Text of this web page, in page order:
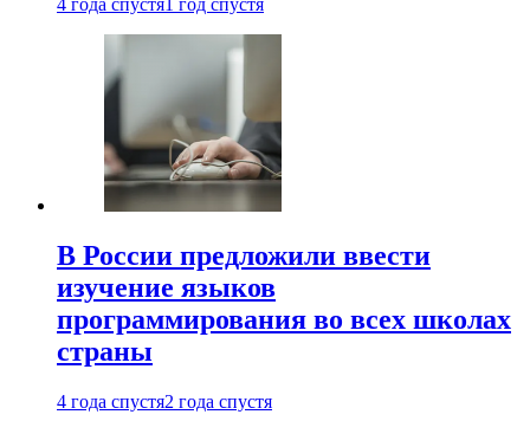
4 года спустя 1 год спустя
В России предложили ввести
изучение языков
программирования во всех школах
страны
4 года спустя2 года спустя